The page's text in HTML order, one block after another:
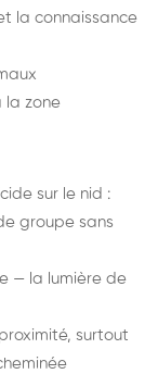
la connaissance
la zone
sur le nid :
groupe sans
— la lumière de
surtout